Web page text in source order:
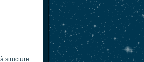
structure